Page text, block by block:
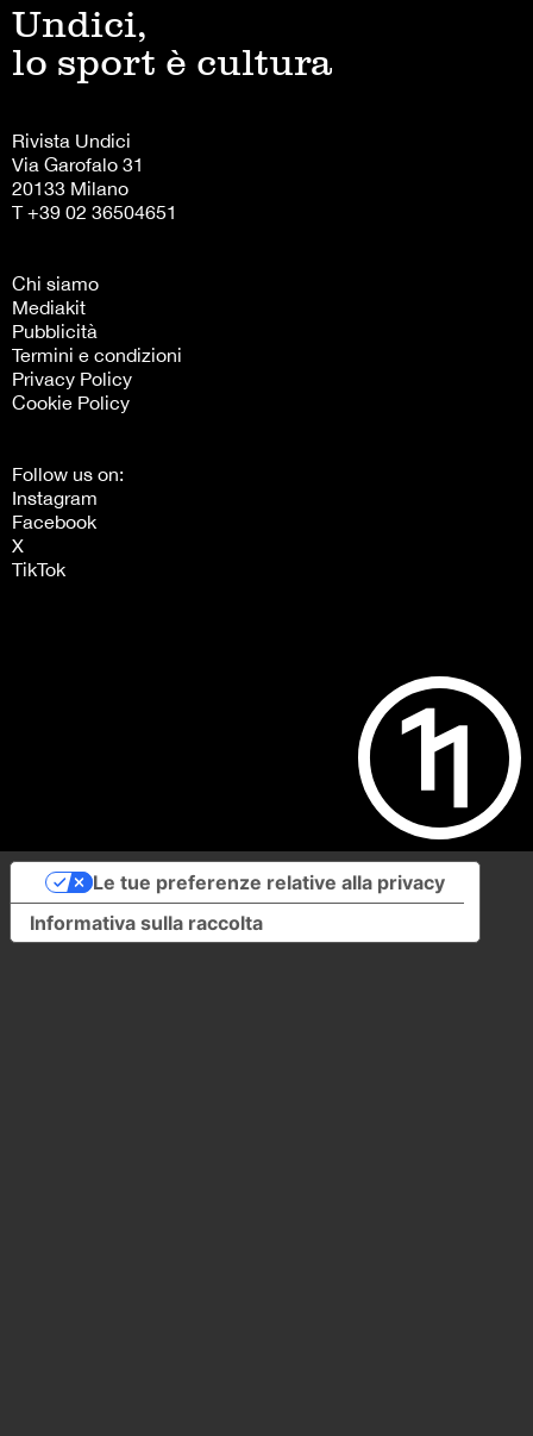
Undici,
lo sport è cultura
Rivista Undici
Via Garofalo 31
20133 Milano
T +39 02 36504651
Chi siamo
Mediakit
Pubblicità
Termini e condizioni
Privacy Policy
Cookie Policy
Follow us on:
Instagram
Facebook
X
TikTok
Informativa sulla raccolta
Le tue preferenze relative alla privacy